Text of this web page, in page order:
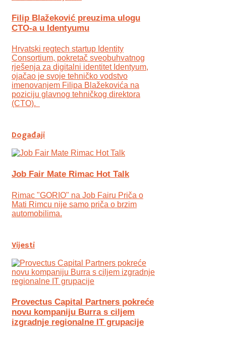
Filip Blažeković preuzima ulogu
CTO-a u Identyumu
Hrvatski regtech startup Identity
Consortium, pokretač sveobuhvatnog
rješenja za digitalni identitet Identyum,
ojаčao je svoje tehničko vodstvo
imenovanjem Filipa Blažekovića na
poziciju glavnog tehničkog direktora
(CTO).
Događaji
Job Fair Mate Rimac Hot Talk
Rimac "GORIO" na Job Fairu Priča o
Mati Rimcu nije samo priča o brzim
automobilima.
Vijesti
Provectus Capital Partners pokreće
novu kompaniju Burra s ciljem
izgradnje regionalne IT grupacije